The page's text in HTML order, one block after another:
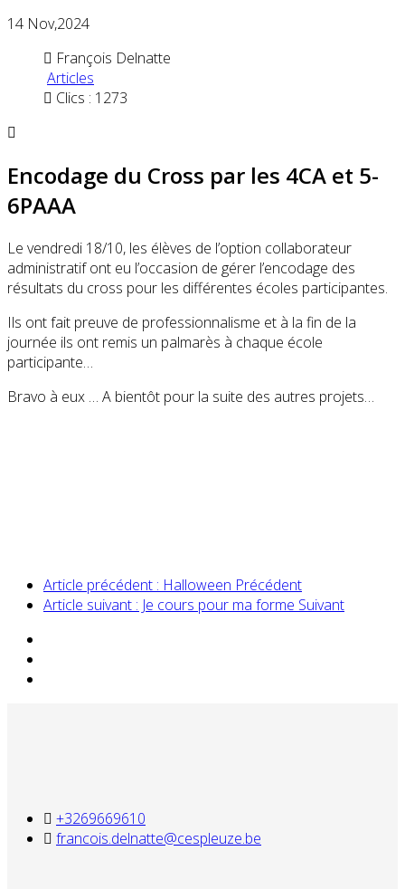
14 Nov,2024
François Delnatte
Articles
Clics : 1273
Encodage du Cross par les 4CA et 5-
6PAAA
Le vendredi 18/10, les élèves de l’option collaborateur
administratif ont eu l’occasion de gérer l’encodage des
résultats du cross pour les différentes écoles participantes.
Ils ont fait preuve de professionnalisme et à la fin de la
journée ils ont remis un palmarès à chaque école
participante…
Bravo à eux … A bientôt pour la suite des autres projets…
Article précédent : Halloween Précédent
Article suivant : Je cours pour ma forme Suivant
+3269669610
francois.delnatte@cespleuze.be